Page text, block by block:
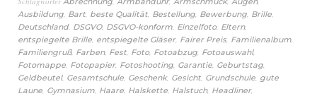
Ausbildung Bart beste Qualität Bestellung Bewerbung Brille
Deutschland, DSGVO, DSGVO-konform Einzelfoto, Eltern,
entspiegelte Brille entspiegelte Gläser, Fairer Preis Familienalbum
Familiengruß, Farben, Fest Foto, Fotoabzug Fotoauswahl,
Fotomappe Fotopapier, Fotoshooting Garantie Geburtstag
Geldbeutel, Gesamtschule Geschenk, Gesicht Grundschule gute
Laune Gymnasium Haare Halskette Halstuch, Headliner,